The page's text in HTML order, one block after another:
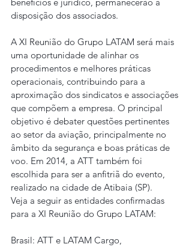
disposição dos associados.
A XI Reunião do Grupo LATAM será mais
uma oportunidade de alinhar os
procedimentos e melhores práticas
operacionais, contribuindo para a
aproximação dos sindicatos e associações
que compõem a empresa. O principal
objetivo é debater questões pertinentes
ao setor da aviação, principalmente no
âmbito da segurança e boas práticas de
voo. Em 2014, a ATT também foi
escolhida para ser a anfitriã do evento,
realizado na cidade de Atibaia (SP).
Veja a seguir as entidades confirmadas
para a XI Reunião do Grupo LATAM:
Brasil: ATT e LATAM Cargo,